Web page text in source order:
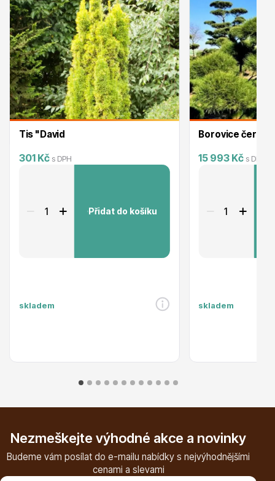
Ovocné stromy
Okrasné trávy
Tis "David
301 Kč s DPH
Přidat do košíku
skladem
Borovice černá
15 993 Kč s DPH
skladem
Nezmeškejte výhodné akce a novinky
Budeme vám posílat do e-mailu nabídky s nejvýhodnějšími
cenami a slevami